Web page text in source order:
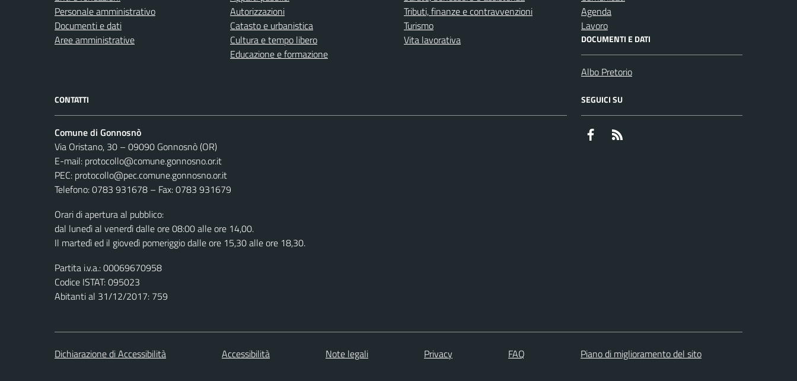
Personale amministrativo
Documenti e dati
Aree amministrative
Autorizzazioni
Catasto e urbanistica
Cultura e tempo libero
Educazione e formazione
Tributi, finanze e contravvenzioni
Turismo
Vita lavorativa
Agenda
Lavoro
DOCUMENTI E DATI
Albo Pretorio
CONTATTI
Comune di Gonnosnò
Via Oristano, 30 – 09090 Gonnosnò (OR)
E-mail: protocollo@comune.gonnosno.or.it
PEC: protocollo@pec.comune.gonnosno.or.it
Telefono: 0783 931678 – Fax: 0783 931679
Orari di apertura al pubblico:
dal lunedì al venerdì dalle ore 08:00 alle ore 14,00.
Il martedì ed il giovedì pomeriggio dalle ore 15,30 alle ore 18,30.
Partita i.v.a.: 00069670958
Codice ISTAT: 095023
Abitanti al 31/12/2017: 759
SEGUICI SU
Facebook
Dichiarazione di Accessibilità Accessibilità Note legali Privacy FAQ Piano di miglioramento del sito